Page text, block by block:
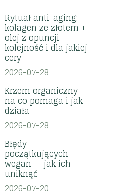
Rytuał anti-aging:
kolagen ze złotem +
olej z opuncji —
kolejność i dla jakiej
cery
2026-07-28
Krzem organiczny —
na co pomaga i jak
działa
2026-07-28
Błędy
początkujących
wegan — jak ich
uniknąć
2026-07-20